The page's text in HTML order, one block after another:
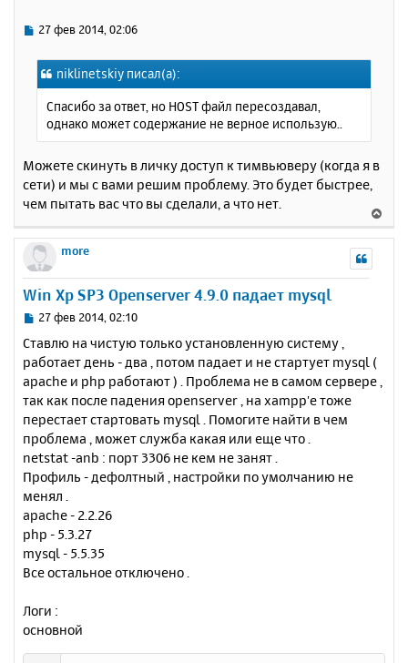
С
о
б
и
е
27 фев 2014, 02:06
niklinetskiy писал(а):
Спасибо за ответ, но HOST файл пересоздавал,
однако может содержание не верное использую..
Можете скинуть в личку доступ к тимвьюверу (когда я в
сети) и мы с вами решим проблему. Это будет быстрее,
чем пытать вас что вы сделали, а что нет.
е
more
Win Xp SP3 Openserver 4.9.0 падает mysql
С
о
б
щ
е
н
и
е
27 фев 2014, 02:10
Ставлю на чистую только установленную систему ,
работает день - два , потом падает и не стартует mysql (
apache и php работают ) . Проблема не в самом сервере ,
так как после падения openserver , на xampp'е тоже
перестает стартовать mysql . Помогите найти в чем
проблема , может служба какая или еще что .
netstat -anb : порт 3306 не кем не занят .
Профиль - дефолтный , настройки по умолчанию не
менял .
apache - 2.2.26
php - 5.3.27
mysql - 5.5.35
Все остальное отключено .
Логи :
основной